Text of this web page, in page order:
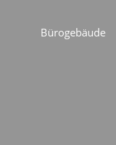
Bürogebäude